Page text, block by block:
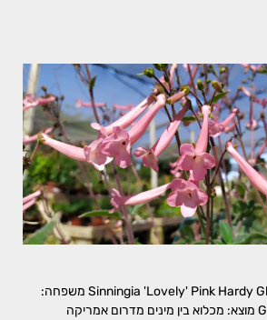
סינינגיה 'לאבלי' Sinningia 'Lovely' Pink Hardy Gloxinia משפחה:
גסנריים, Gesneriaceae מוצא: מכלוא בין מינים מדרום אמריקה